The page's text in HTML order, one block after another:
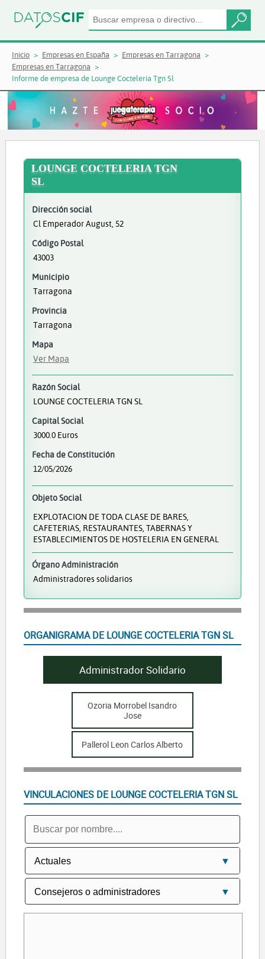
Inicio Empresas en España
Empresas en Tarragona
Empresas en Tarragona
Informe de empresa de Lounge Cocteleria Tgn Sl
LOUNGE COCTELERIA TGN
SL
Dirección social
Cl Emperador August, 52
Código Postal
43003
Municipio
Tarragona
Provincia
Tarragona
Mapa
Ver Mapa
Razón Social
LOUNGE COCTELERIA TGN SL
Capital Social
3000.0 Euros
Fecha de Constitución
12/05/2026
Objeto Social
EXPLOTACION DE TODA CLASE DE BARES,
CAFETERIAS, RESTAURANTES, TABERNAS Y
ESTABLECIMIENTOS DE HOSTELERIA EN GENERAL
Órgano Administración
Administradores solidarios
ORGANIGRAMA DE LOUNGE COCTELERIA TGN SL
Administrador Solidario
Ozoria Morrobel Isandro
Jose
Pallerol Leon Carlos Alberto
VINCULACIONES DE LOUNGE COCTELERIA TGN SL